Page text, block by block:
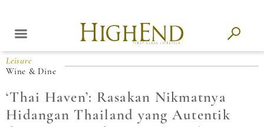
Leisure
Wine & Dine
‘Thai Haven’: Rasakan Nikmatnya
Hidangan Thailand yang Autentik